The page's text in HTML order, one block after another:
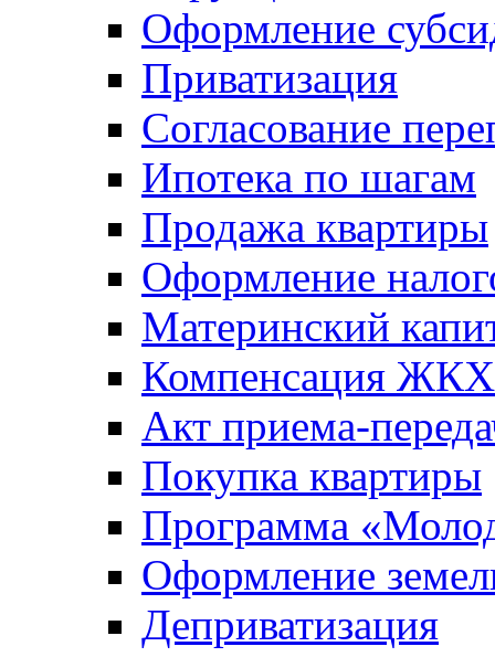
Оформление
Приватизация
Согласование
Ипотека по шагам
Продажа квартиры
Оформление
Материнский
Компенсация ЖКХ
Акт приема-
Покупка квартиры
Программа
Оформление
Деприватизация